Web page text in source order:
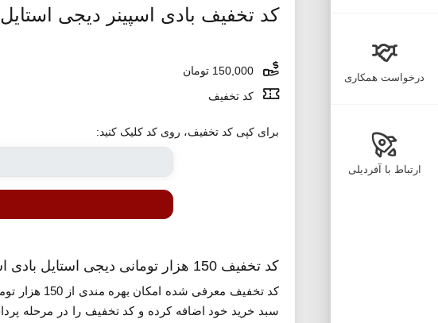
درخواست همکاری
ارتباط با آفردیلی
کد تخفیف بادی اسپینر دیجی استایل
کد تخفیف
برای کپی کد تخفیف، روی کد کلیک کنید:
کد تخفیف 150 هزار تومانی دیجی استایل بادی اسپینر
کد تخفیف معرفی شده امکان بهره مندی از 150 هزار تومان تخفیف در خرید محصولات منتخب برند